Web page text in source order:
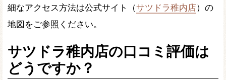
細なアクセス方法は公式サイト（サツドラ稚内店）の
地図をご参照ください。
サツドラ稚内店の口コミ評価は
どうですか？